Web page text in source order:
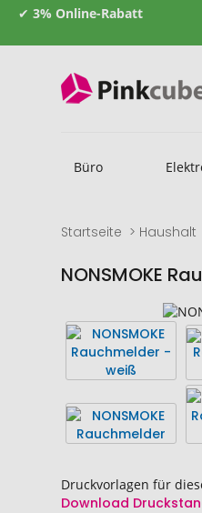
✔ 3% Online-Rabatt
Büro
Startseite Haushalt
NONSMOKE
Ende
der
Bildgalerie
springen
Druckvorlagen für
Download
Anfang
der
Bildgalerie
springen